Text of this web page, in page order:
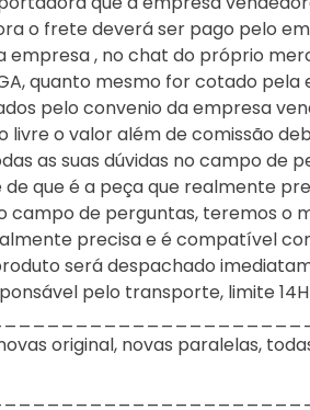
o frete deverá ser pago pelo
, no chat do próprio
quanto mesmo for cotado
pelo convenio da empresa
o valor além de comissão
as suas dúvidas no campo de
que é a peça que realmente
campo de perguntas, teremos o
precisa e é compatível
será despachado
pelo transporte, limite 14H
original, novas paralelas,